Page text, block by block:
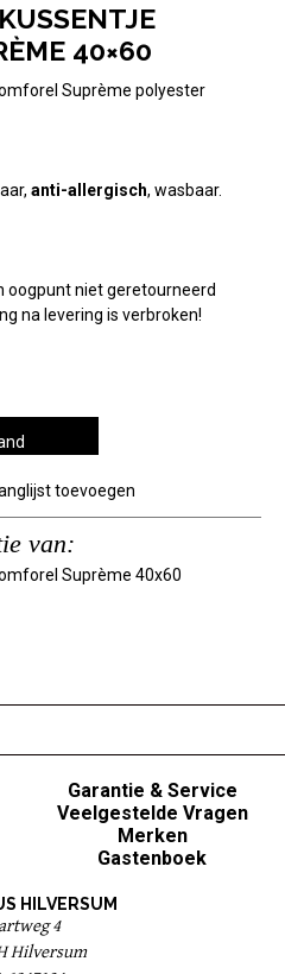
40×60
Suprème polyester
anti-allergisch, wasbaar.
oogpunt niet geretourneerd
na levering is verbroken!
toevoegen
van:
Garantie & Service
Veelgestelde Vragen
Merken
Gastenboek
HILVERSUM
4
Hilversum